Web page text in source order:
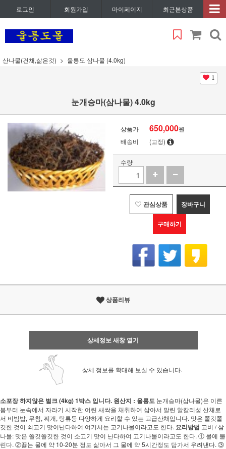
로그인 회원가입 마이페이지 최근본상품
산나물(건채,삶은것) 울릉도 삼나물 (4.0kg)
1
눈개승마(삼나물) 4.0kg
상품가 650,000원
배송비
(고정)
수량
관심상품 장바구니
구매하기
상품리뷰
상세정보 새창 열기
상세 정보를 확대해 보실 수 있습니다.
소포장 하지않은 벌크 (4kg) 1박스 입니다. 원산지 : 울릉도 눈개승마(삼나물)은 이른
봄부터 눈속에서 자라기 시작한 어린 새싹을 채취하여 삶아서 말린 알칼리성 산채로
서 비빔밥, 무침, 찌개, 탕류등 다양하게 요리할 수 있는 고급산채입니다. 맛은 쫄깃쫄
깃한 것이 쇠고기 맛이난다하여 여기서는 고기나물이라고도 한다. 요리방법 고비 / 삼
나물: 맛은 쫄깃쫄깃한 것이 소고기 맛이 난다하여 고기나물이라고도 한다. ① 물에 불
린다. ②끓는 물에 약 10-20분 정도 삶아서 그 물에 약 5시간정도 담가서 우려낸다. ③